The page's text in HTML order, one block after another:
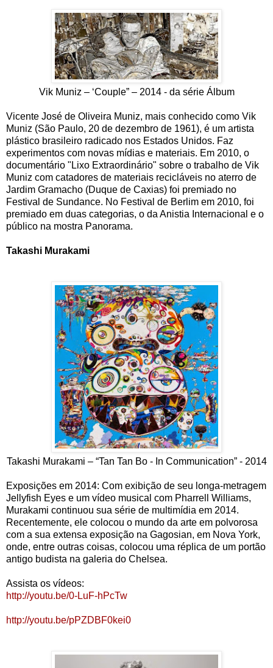
Vik Muniz – ‘Couple” – 2014 - da série Álbum
Vicente José de Oliveira Muniz, mais conhecido como Vik
Muniz (São Paulo, 20 de dezembro de 1961), é um artista
plástico brasileiro radicado nos Estados Unidos. Faz
experimentos com novas mídias e materiais. Em 2010, o
documentário "Lixo Extraordinário" sobre o trabalho de Vik
Muniz com catadores de materiais recicláveis no aterro de
Jardim Gramacho (Duque de Caxias) foi premiado no
Festival de Sundance. No Festival de Berlim em 2010, foi
premiado em duas categorias, o da Anistia Internacional e o
público na mostra Panorama.
Takashi Murakami
Takashi Murakami – “Tan Tan Bo - In Communication” - 2014
Exposições em 2014: Com exibição de seu longa-metragem
Jellyfish Eyes e um vídeo musical com Pharrell Williams,
Murakami continuou sua série de multimídia em 2014.
Recentemente, ele colocou o mundo da arte em polvorosa
com a sua extensa exposição na Gagosian, em Nova York,
onde, entre outras coisas, colocou uma réplica de um portão
antigo budista na galeria do Chelsea.
Assista os vídeos:
http://youtu.be/0-LuF-hPcTw
http://youtu.be/pPZDBF0kei0